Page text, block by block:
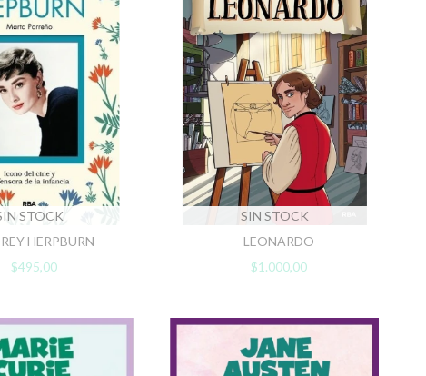
STOCK
HERPBURN
$495,00
SIN STOCK
LEONARDO
$1.000,00